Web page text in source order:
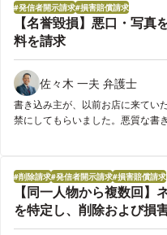
発信者開示請求 損害賠償請求
【名誉毀損】悪口・写
料を請求
佐々木 一夫 弁護士
書き込み主が、以前お店に来てい
禁にしてもらいました。悪質な書
削除請求 発信者開示請求 損害賠償請求
【同一人物から複数回
を特定し、削除および損